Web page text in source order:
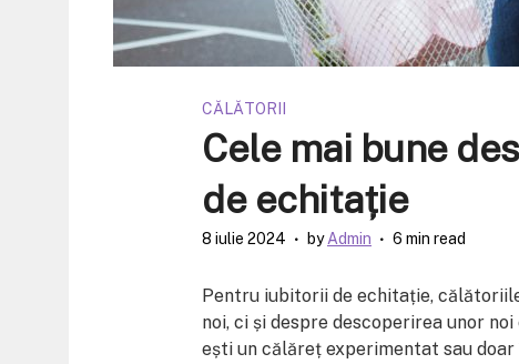
CĂLĂTORII
Cele mai bune
de echitație
8 iulie 2024 byAdmin 6 min read
Pentru iubitorii de echitație,
noi, ci și despre descoperirea unor
ești un călăreț experimentat sau